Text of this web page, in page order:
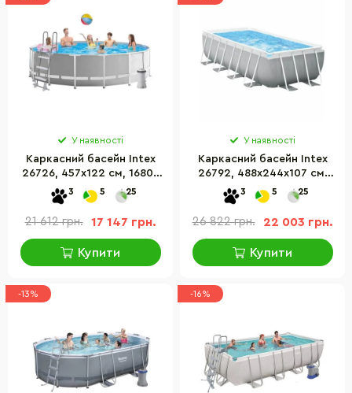
У наявності
Каркасний басейн Intex
26726, 457х122 см, 16805
л
3 5 25
21 612 грн. 17 147 грн.
Купити
У наявності
Каркасний басейн Intex
26792, 488х244х107 см,
10874 л
3 5 25
26 822 грн. 22 003 грн.
Купити
-13% -16%